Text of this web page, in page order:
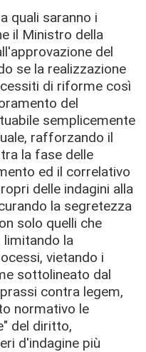
quali saranno i
il Ministro della
del
se la realizzazione
di riforme così
del
semplicemente
rafforzando il
la fase delle
ed il correlativo
delle indagini alla
la segretezza
solo quelli che
limitando la
vietando i
sottolineato dal
contra legem,
normativo le
del diritto,
d'indagine più